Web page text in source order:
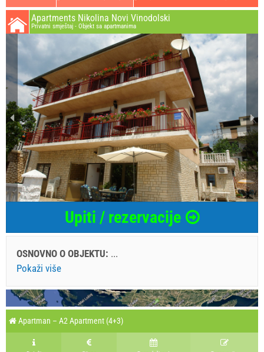
Apartments Nikolina Novi Vinodolski
Privatni smještaj - Objekt sa apartmanima
Upiti / rezervacije
OSNOVNO O OBJEKTU: ...
Pokaži više
Apartman – A2 Apartment (4+3)